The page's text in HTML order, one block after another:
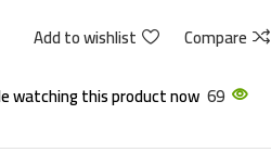
Compare
Add to wishlist
69
watching this product now!